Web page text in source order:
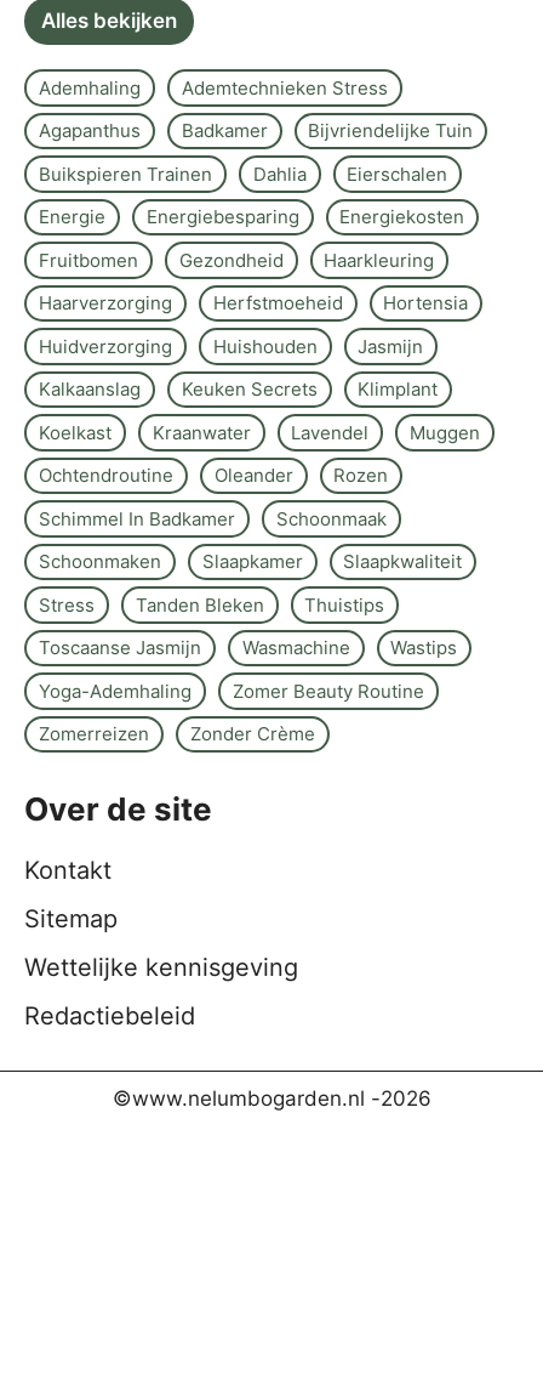
Alles bekijken
Ademhaling
Ademtechnieken Stress
Agapanthus
Badkamer
Bijvriendelijke Tuin
Buikspieren Trainen
Dahlia
Eierschalen
Energie
Energiebesparing
Energiekosten
Fruitbomen
Gezondheid
Haarkleuring
Haarverzorging
Herfstmoeheid
Hortensia
Huidverzorging
Huishouden
Jasmijn
Kalkaanslag
Keuken Secrets
Klimplant
Koelkast
Kraanwater Lavendel
Muggen
Ochtendroutine
Oleander
Rozen
Schimmel In Badkamer
Schoonmaak
Schoonmaken
Slaapkamer
Slaapkwaliteit
Stress
Tanden Bleken
Thuistips
Toscaanse Jasmijn
Wasmachine
Wastips
Yoga-Ademhaling
Zomer Beauty Routine
Zomerreizen
Zonder Crème
Over de site
Kontakt
Sitemap
Wettelijke kennisgeving
Redactiebeleid
©www.nelumbogarden.nl -2026